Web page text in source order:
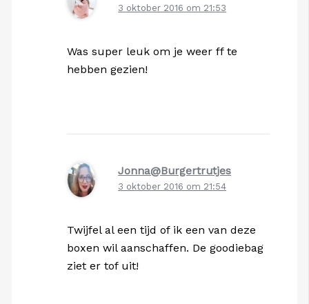
3 oktober 2016 om 21:53
Was super leuk om je weer ff te
hebben gezien!
Jonna@Burgertrutjes
3 oktober 2016 om 21:54
Twijfel al een tijd of ik een van deze
boxen wil aanschaffen. De goodiebag
ziet er tof uit!